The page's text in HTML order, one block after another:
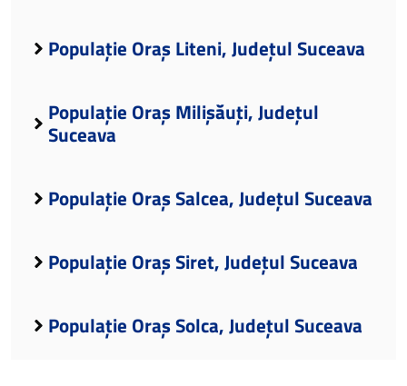
Populație Oraș Liteni, Județul Suceava
Populație Oraș Milișăuți, Județul
Suceava
Populație Oraș Salcea, Județul Suceava
Populație Oraș Siret, Județul Suceava
Populație Oraș Solca, Județul Suceava